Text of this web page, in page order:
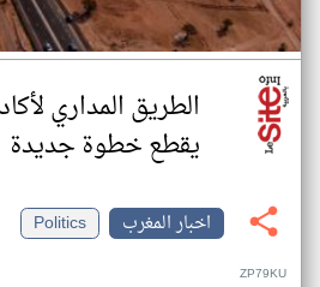
الطريق المداري
يقطع خطوة جديدة
اخبار المغرب
Politics
ZP79KU